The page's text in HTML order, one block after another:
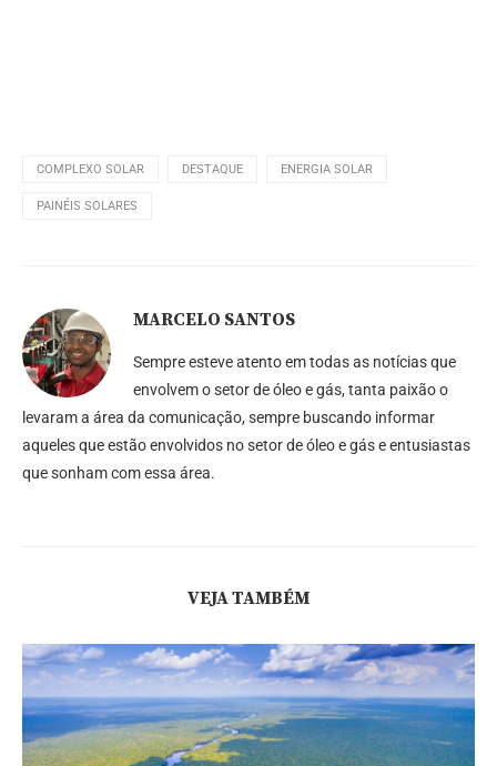
COMPLEXO SOLAR DESTAQUE ENERGIA SOLAR
PAINÉIS SOLARES
MARCELO SANTOS
Sempre esteve atento em todas as notícias que
envolvem o setor de óleo e gás, tanta paixão o
levaram a área da comunicação, sempre buscando informar
aqueles que estão envolvidos no setor de óleo e gás e entusiastas
que sonham com essa área.
VEJA TAMBÉM